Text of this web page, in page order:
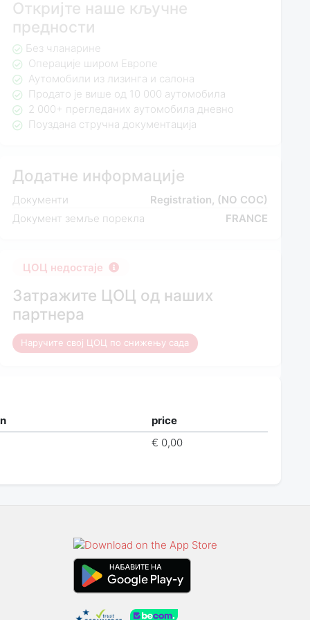
Откријте наше кључне
предности
Без чланарине
Операције широм Европе
Аутомобили из лизинга и салона
Продато је више од 10 000 аутомобила
2 000+ прегледаних аутомобила дневно
Поуздана стручна документација
Додатне информације
Документи
Registration, (NO COC)
Документ земље порекла
FRANCE
ЦОЦ недостаје
Затражите ЦОЦ од наших
партнера
Наручите свој ЦОЦ по снижењу сада
price
€ 0,00